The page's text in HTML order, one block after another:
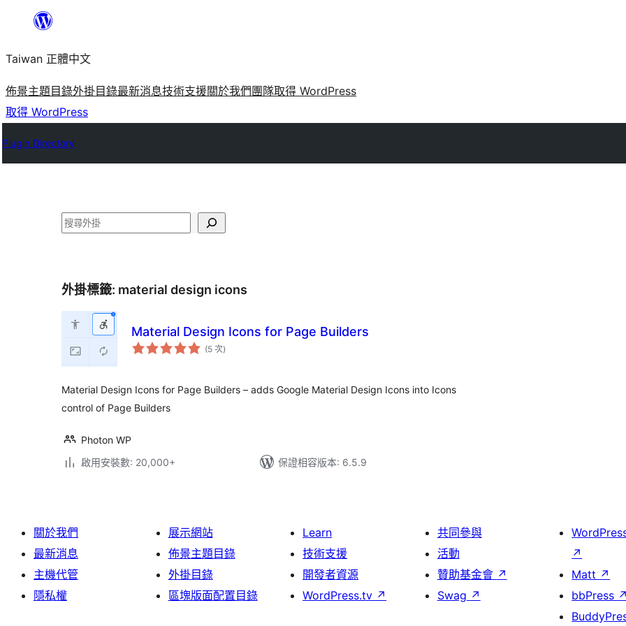
主
要
內
容
Taiwan 正體中文
佈景主題目錄外掛目錄最新消息技術支援關於我們 團隊取得 WordPress
取得 WordPress
Plugin Directory
搜
外掛標籤: material design icons
Material Design Icons for Page Builders
(5 次評
分)
Material Design Icons for Page Builders – adds Google Material Design Icons into Icons
control of Page Builders
Photon WP
啟用安裝數: 20,000+
保證相容版本: 6.5.9
關於我們
最新消息
主機代管
隱私權
展示網站
佈景主題目錄
外掛目錄
區塊版面配置目錄
Learn
技術支援
開發者資源
WordPress.tv ↗
共同參與
活動
贊助基金會 ↗
Swag ↗
↗
Matt ↗
bbPress ↗